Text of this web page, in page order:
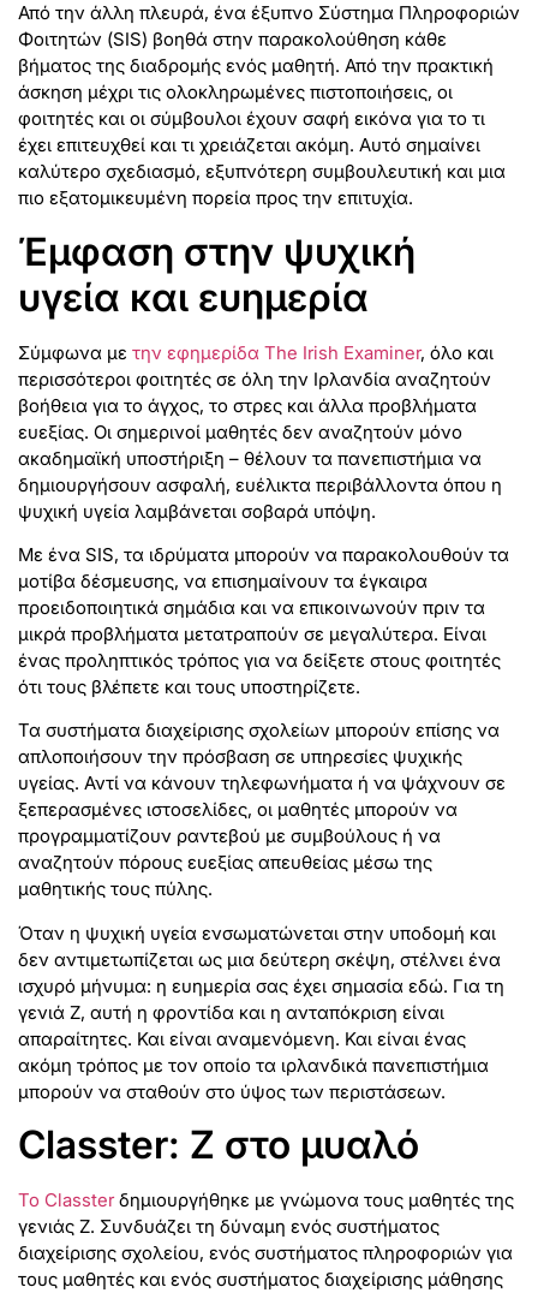
Από την άλλη πλευρά, ένα έξυπνο Σύστημα Πληροφοριών
Φοιτητών (SIS) βοηθά στην παρακολούθηση κάθε
βήματος της διαδρομής ενός μαθητή. Από την πρακτική
άσκηση μέχρι τις ολοκληρωμένες πιστοποιήσεις, οι
φοιτητές και οι σύμβουλοι έχουν σαφή εικόνα για το τι
έχει επιτευχθεί και τι χρειάζεται ακόμη. Αυτό σημαίνει
καλύτερο σχεδιασμό, εξυπνότερη συμβουλευτική και μια
πιο εξατομικευμένη πορεία προς την επιτυχία.
Έμφαση στην ψυχική
υγεία και ευημερία
Σύμφωνα με την εφημερίδα The Irish Examiner, όλο και
περισσότεροι φοιτητές σε όλη την Ιρλανδία αναζητούν
βοήθεια για το άγχος, το στρες και άλλα προβλήματα
ευεξίας. Οι σημερινοί μαθητές δεν αναζητούν μόνο
ακαδημαϊκή υποστήριξη – θέλουν τα πανεπιστήμια να
δημιουργήσουν ασφαλή, ευέλικτα περιβάλλοντα όπου η
ψυχική υγεία λαμβάνεται σοβαρά υπόψη.
Με ένα SIS, τα ιδρύματα μπορούν να παρακολουθούν τα
μοτίβα δέσμευσης, να επισημαίνουν τα έγκαιρα
προειδοποιητικά σημάδια και να επικοινωνούν πριν τα
μικρά προβλήματα μετατραπούν σε μεγαλύτερα. Είναι
ένας προληπτικός τρόπος για να δείξετε στους φοιτητές
ότι τους βλέπετε και τους υποστηρίζετε.
Τα συστήματα διαχείρισης σχολείων μπορούν επίσης να
απλοποιήσουν την πρόσβαση σε υπηρεσίες ψυχικής
υγείας. Αντί να κάνουν τηλεφωνήματα ή να ψάχνουν σε
ξεπερασμένες ιστοσελίδες, οι μαθητές μπορούν να
προγραμματίζουν ραντεβού με συμβούλους ή να
αναζητούν πόρους ευεξίας απευθείας μέσω της
μαθητικής τους πύλης.
Όταν η ψυχική υγεία ενσωματώνεται στην υποδομή και
δεν αντιμετωπίζεται ως μια δεύτερη σκέψη, στέλνει ένα
ισχυρό μήνυμα: η ευημερία σας έχει σημασία εδώ. Για τη
γενιά Z, αυτή η φροντίδα και η ανταπόκριση είναι
απαραίτητες. Και είναι αναμενόμενη. Και είναι ένας
ακόμη τρόπος με τον οποίο τα ιρλανδικά πανεπιστήμια
μπορούν να σταθούν στο ύψος των περιστάσεων.
Classter: Z στο μυαλό
Το Classterδημιουργήθηκε με γνώμονα τους μαθητές της
γενιάς Z. Συνδυάζει τη δύναμη ενός συστήματος
διαχείρισης σχολείου, ενός συστήματος πληροφοριών για
τους μαθητές και ενός συστήματος διαχείρισης μάθησης